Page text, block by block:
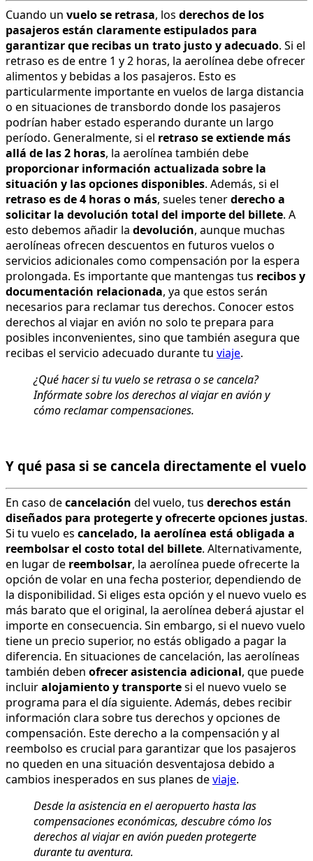
Cuando un vuelo se retrasa, los derechos de los
pasajeros están claramente estipulados para
garantizar que recibas un trato justo y adecuado. Si el
retraso es de entre 1 y 2 horas, la aerolínea debe ofrecer
alimentos y bebidas a los pasajeros. Esto es
particularmente importante en vuelos de larga distancia
o en situaciones de transbordo donde los pasajeros
podrían haber estado esperando durante un largo
período. Generalmente, si el retraso se extiende más
allá de las 2 horas, la aerolínea también debe
proporcionar información actualizada sobre la
situación y las opciones disponibles. Además, si el
retraso es de 4 horas o más, sueles tenerderecho a
solicitar la devolución total del importe del billete. A
esto debemos añadir la devolución, aunque muchas
aerolíneas ofrecen descuentos en futuros vuelos o
servicios adicionales como compensación por la espera
prolongada. Es importante que mantengas tus recibos y
documentación relacionada, ya que estos serán
necesarios para reclamar tus derechos. Conocer estos
derechos al viajar en avión no solo te prepara para
posibles inconvenientes, sino que también asegura que
recibas el servicio adecuado durante tu viaje.
¿Qué hacer si tu vuelo se retrasa o se cancela?
Infórmate sobre los derechos al viajar en avión y
cómo reclamar compensaciones.
Y qué pasa si se cancela directamente el vuelo
En caso decancelación del vuelo, tus derechos están
diseñados para protegerte y ofrecerte opciones justas.
Si tu vuelo es cancelado, la aerolínea está obligada a
reembolsar el costo total del billete. Alternativamente,
en lugar de reembolsar, la aerolínea puede ofrecerte la
opción de volar en una fecha posterior, dependiendo de
la disponibilidad. Si eliges esta opción y el nuevo vuelo es
más barato que el original, la aerolínea deberá ajustar el
importe en consecuencia. Sin embargo, si el nuevo vuelo
tiene un precio superior, no estás obligado a pagar la
diferencia. En situaciones de cancelación, las aerolíneas
también deben ofrecer asistencia adicional, que puede
incluiralojamiento y transportesi el nuevo vuelo se
programa para el día siguiente. Además, debes recibir
información clara sobre tus derechos y opciones de
compensación. Este derecho a la compensación y al
reembolso es crucial para garantizar que los pasajeros
no queden en una situación desventajosa debido a
cambios inesperados en sus planes deviaje.
Desde la asistencia en el aeropuerto hasta las
compensaciones económicas, descubre cómo los
derechos al viajar en avión pueden protegerte
durante tu aventura.